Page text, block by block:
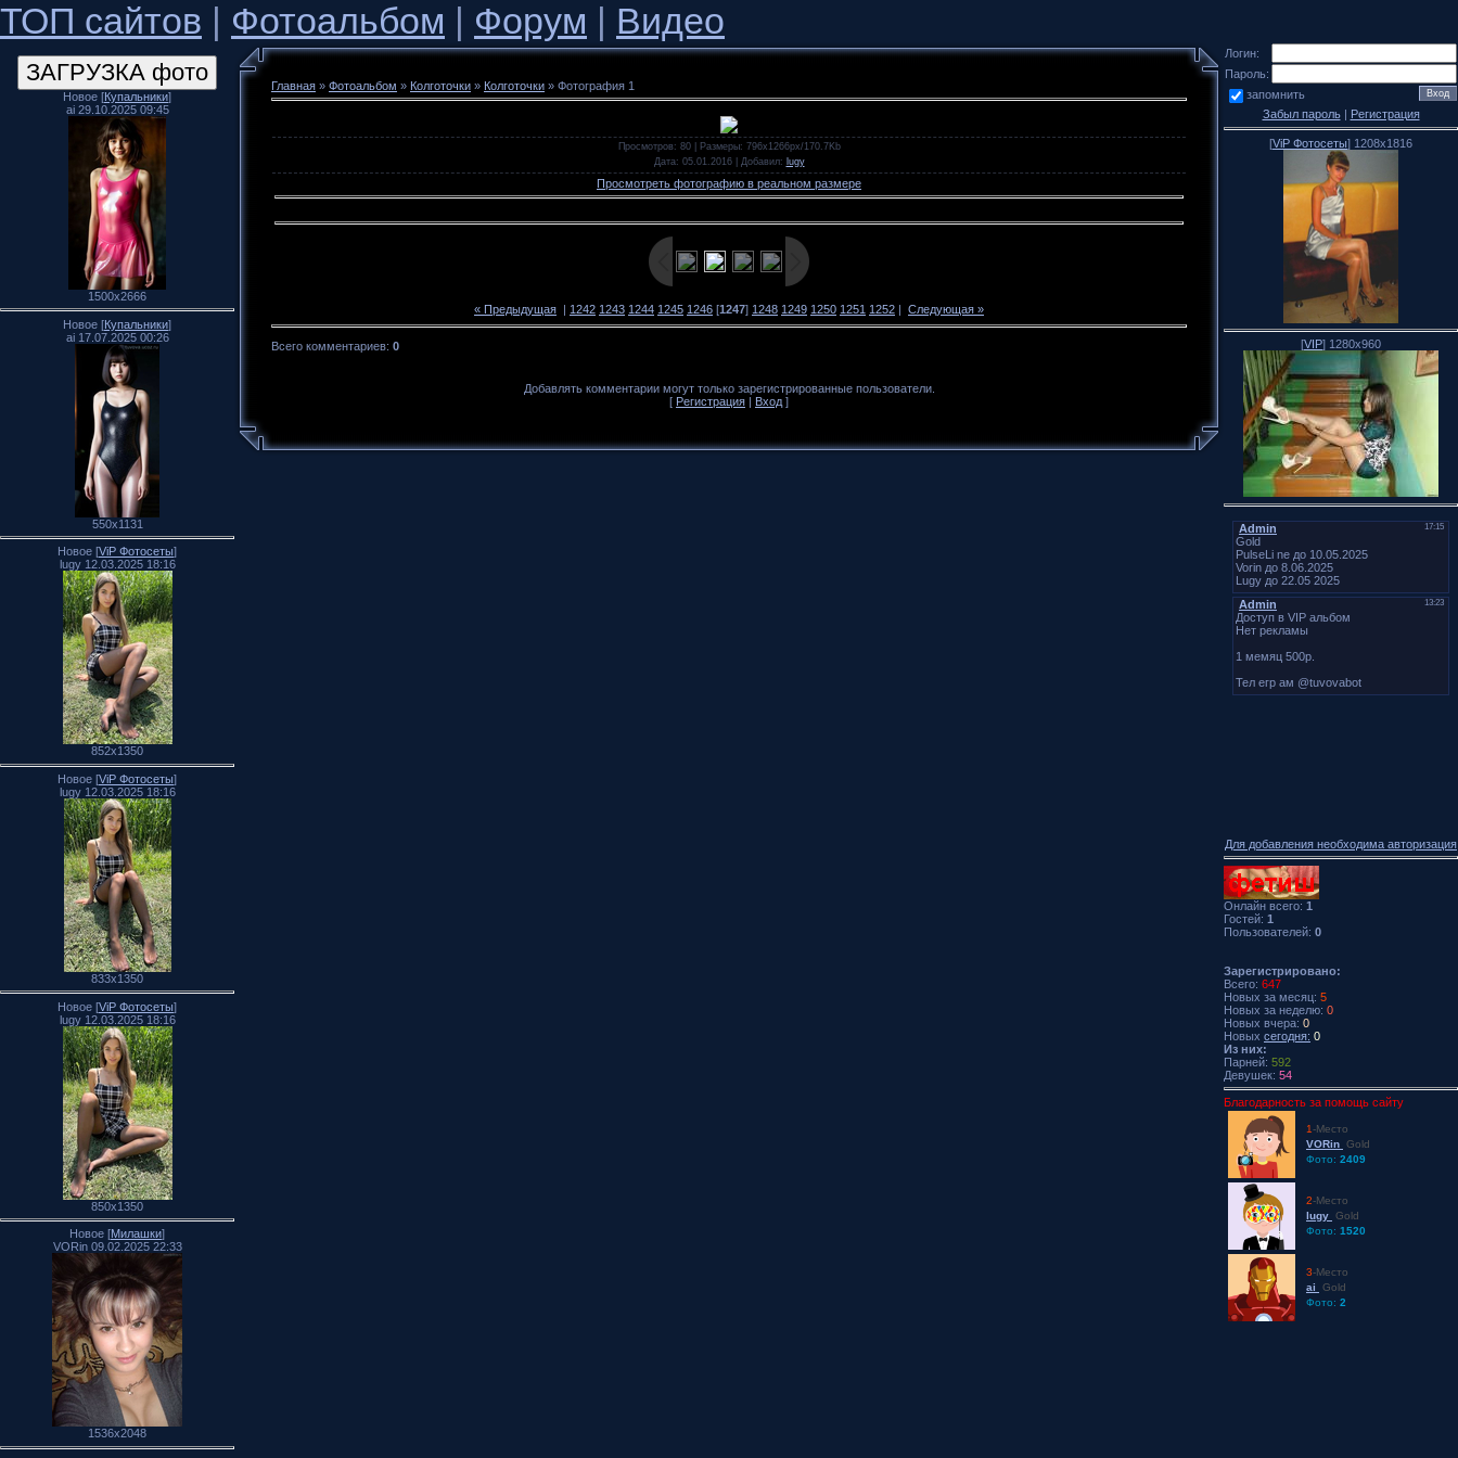
ТОП сайтов | Фотоальбом | Форум | Видео
Новое [Купальники]
ai 29.10.2025 09:45
1500x2666
Новое [Купальники]
ai 17.07.2025 00:26
550x1131
Новое [ViP Фотосеты]
lugy 12.03.2025 18:16
852x1350
Новое [ViP Фотосеты]
lugy 12.03.2025 18:16
833x1350
Новое [ViP Фотосеты]
lugy 12.03.2025 18:16
850x1350
Новое [Милашки]
VORin 09.02.2025 22:33
1536x2048
Главная » Фотоальбом » Колготочки » Колготочки » Фотография 1
Просмотров: 80 | Размеры: 796x1266px/170.7Kb
Дата: 05.01.2016 | Добавил: lugy
Просмотреть фотографию в реальном размере
« Предыдущая | 1242 1243 1244 1245 1246 [1247] 1248 1249 1250 1251 1252 | Следующая »
Всего комментариев: 0
Добавлять комментарии могут только зарегистрированные пользователи.
[ Регистрация Вход ]
Логин:
Пароль:
запомнить
Забыл пароль| Регистрация
[ViP Фотосеты] 1208x1816
[VIP] 1280x960
Для добавления необходима авторизация
Онлайн всего: 1
Гостей: 1
Пользователей: 0
Зарегистрировано:
Всего: 647
Новых за месяц: 5
Новых за неделю: 0
Новых вчера: 0
Новых сегодня: 0
Из них:
Парней: 592
Девушек: 54
Благодарность за помощь сайту
1-Место
VORin Gold
Фото: 2409
2-Место
lugy Gold
Фото: 1520
3-Место
ai
Gold
Фото: 2